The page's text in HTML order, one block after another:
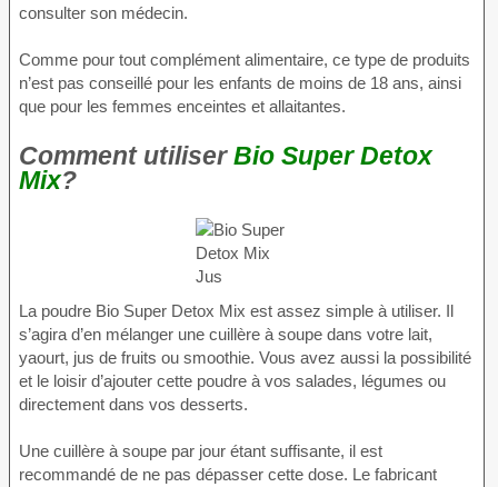
consulter son médecin.
Comme pour tout complément alimentaire, ce type de produits
n’est pas conseillé pour les enfants de moins de 18 ans, ainsi
que pour les femmes enceintes et allaitantes.
Comment utiliserBio Super Detox
Mix?
La poudre Bio Super Detox Mix est assez simple à utiliser. Il
s’agira d’en mélanger une cuillère à soupe dans votre lait,
yaourt, jus de fruits ou smoothie. Vous avez aussi la possibilité
et le loisir d’ajouter cette poudre à vos salades, légumes ou
directement dans vos desserts.
Une cuillère à soupe par jour étant suffisante, il est
recommandé de ne pas dépasser cette dose. Le fabricant